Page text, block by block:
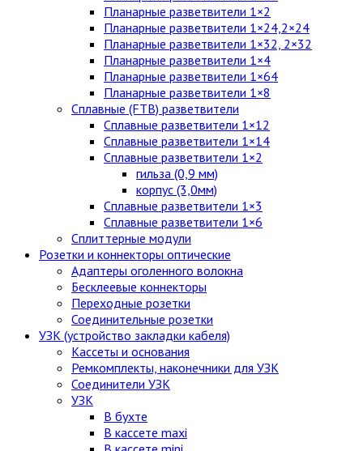
Планарные разветвители 1×2
Планарные разветвители 1×24,2×24
Планарные разветвители 1×32, 2×32
Планарные разветвители 1×4
Планарные разветвители 1×64
Планарные разветвители 1×8
Сплавные (FTB) разветвители
Сплавные разветвители 1×12
Сплавные разветвители 1×14
Сплавные разветвители 1×2
гильза (0,9 мм)
корпус (3,0мм)
Сплавные разветвители 1×3
Сплавные разветвители 1×6
Сплиттерные модули
Розетки и коннекторы оптические
Адаптеры оголенного волокна
Бесклеевые коннекторы
Переходные розетки
Соединительные розетки
УЗК (устройство закладки кабеля)
Кассеты и основания
Ремкомплекты, наконечники для УЗК
Соединители УЗК
УЗК
В бухте
В кассете maxi